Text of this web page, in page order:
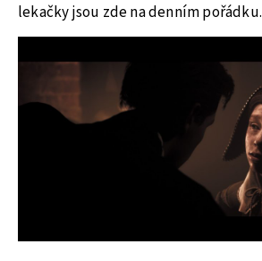
lekačky jsou zde na denním pořádku.